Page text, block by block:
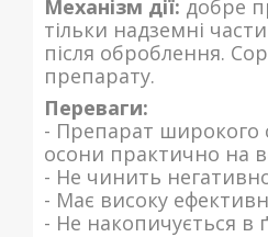
Механізм дії: добре
тільки надземні
після оброблення.
препарату.
Переваги:
- Препарат широкого
осони практично на
- Не чинить
- Має високу
- Не накопичується в